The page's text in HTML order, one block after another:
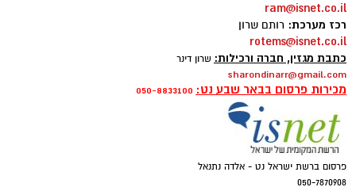
ram@isnet.co.il
רכז מערכת: רותם שרון
rotems@isnet.co.il
כתבת מגזין, חברה ורכילות: שרון דינר
sharondinarr@gmail.com
מכירות פרסום בבאר שבע נט: 050-8833100
פרסום ברשת ישראל נט - אלדה נתנאל
050-7870908